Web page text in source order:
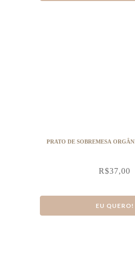
PRATO DE SOBREMESA
R$37,00
EU QUERO!